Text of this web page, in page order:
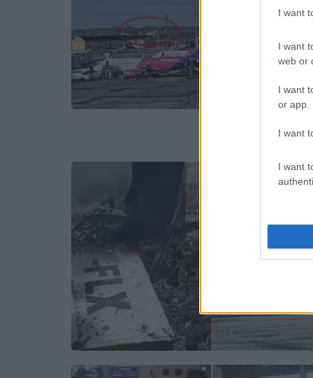
I want
I want
web or
I want
or app.
I want
I want